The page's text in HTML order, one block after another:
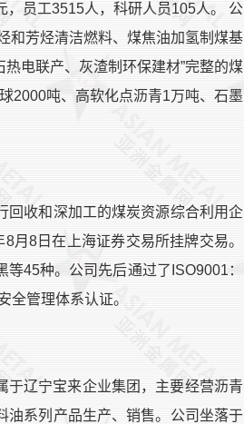
，员工3515人，科研人员105人。 公
和芳烃清洁燃料、煤焦油加氢制煤基
电联产、灰渣制环保建材”完整的煤
2000吨、高软化点沥青1万吨、石墨
回收和深加工的煤炭资源综合利用企
月8日在上海证券交易所挂牌交易。
45种。公司先后通过了ISO9001：
全管理体系认证。
辽宁宝来企业集团，主要经营沥青
油系列产品生产、销售。公司坐落于